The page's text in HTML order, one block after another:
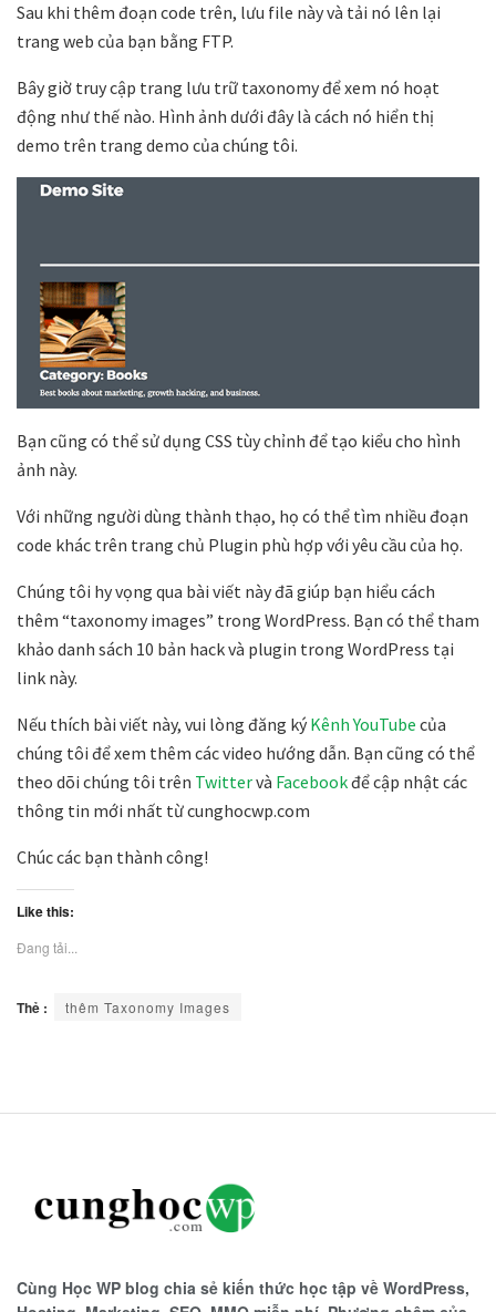
Sau khi thêm đoạn code trên, lưu file này và tải nó lên lại
trang web của bạn bằng FTP.
Bây giờ truy cập trang lưu trữ taxonomy để xem nó hoạt
động như thế nào. Hình ảnh dưới đây là cách nó hiển thị
demo trên trang demo của chúng tôi.
Bạn cũng có thể sử dụng CSS tùy chỉnh để tạo kiểu cho hình
ảnh này.
Với những người dùng thành thạo, họ có thể tìm nhiều đoạn
code khác trên trang chủ Plugin phù hợp với yêu cầu của họ.
Chúng tôi hy vọng qua bài viết này đã giúp bạn hiểu cách
thêm “taxonomy images” trong WordPress. Bạn có thể tham
khảo danh sách 10 bản hack và plugin trong WordPress tại
link này.
Nếu thích bài viết này, vui lòng đăng ký Kênh YouTube của
chúng tôi để xem thêm các video hướng dẫn. Bạn cũng có thể
theo dõi chúng tôi trên Twittervà Facebookđể cập nhật các
thông tin mới nhất từ cunghocwp.com
Chúc các bạn thành công!
Like this:
Đang tải...
Thẻ : thêm Taxonomy Images
Cùng Học WP blog chia sẻ kiến thức học tập về WordPress,